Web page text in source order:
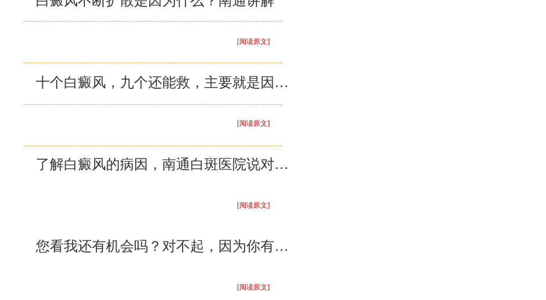
[阅读原文]
十个白癜风，九个还能救，主要就是因为这些方法！
[阅读原文]
了解白癜风的病因，南通白斑医院说对于治疗很重要
[阅读原文]
您看我还有机会吗？对不起，因为你有白癜风
[阅读原文]